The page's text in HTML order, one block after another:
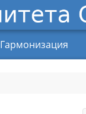
Гармонизация